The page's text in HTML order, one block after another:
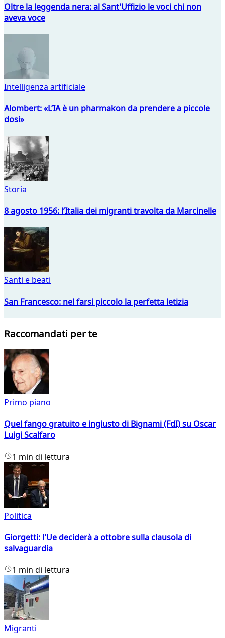
Oltre la leggenda nera: al Sant'Uffizio le voci chi non
aveva voce
Intelligenza artificiale
Alombert: «L’IA è un pharmakon da prendere a piccole
dosi»
Storia
8 agosto 1956: l’Italia dei migranti travolta da Marcinelle
Santi e beati
San Francesco: nel farsi piccolo la perfetta letizia
Raccomandati per te
Primo piano
Quel fango gratuito e ingiusto di Bignami (FdI) su Oscar
Luigi Scalfaro
1 min di lettura
Politica
Giorgetti: l'Ue deciderà a ottobre sulla clausola di
salvaguardia
1 min di lettura
Migranti